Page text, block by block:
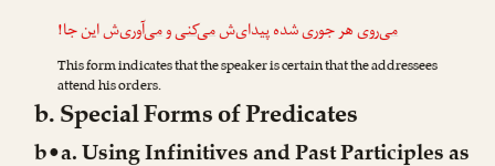
می‌رویهر جوری شده پیدای‌شمی‌کنیومی‌آوری‌ش این جا!
This form indicates that the speaker is certain that the addressees
attend his orders.
b. Special Forms of Predicates